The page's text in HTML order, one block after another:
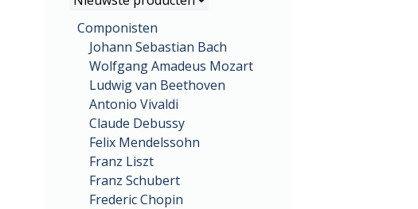
Componisten
Johann Sebastian Bach
Wolfgang Amadeus Mozart
Ludwig van Beethoven
Antonio Vivaldi
Claude Debussy
Felix Mendelssohn
Franz Liszt
Franz Schubert
Frederic Chopin